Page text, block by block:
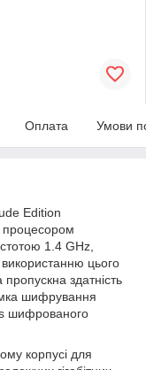
Оплата Умови
Edition
1.4 GHz,
цього
здатність
шифрування
шифрованого
корпусі для